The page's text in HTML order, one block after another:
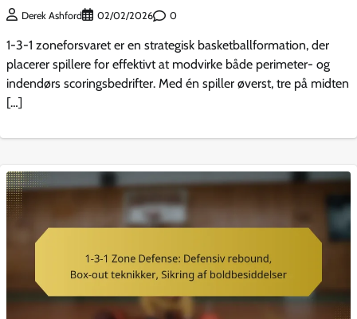
Derek Ashford 02/02/2026 0
1-3-1 zoneforsvaret er en strategisk basketballformation, der
placerer spillere for effektivt at modvirke både perimeter- og
indendørs scoringsbedrifter. Med én spiller øverst, tre på midten
[…]